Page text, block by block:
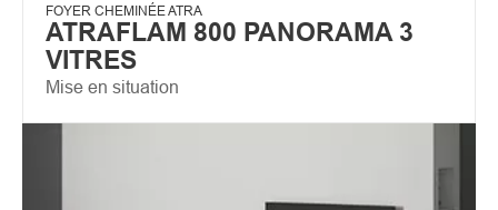
FOYER CHEMINÉE ATRA
ATRAFLAM 800 PANORAMA 3
VITRES
Mise en situation